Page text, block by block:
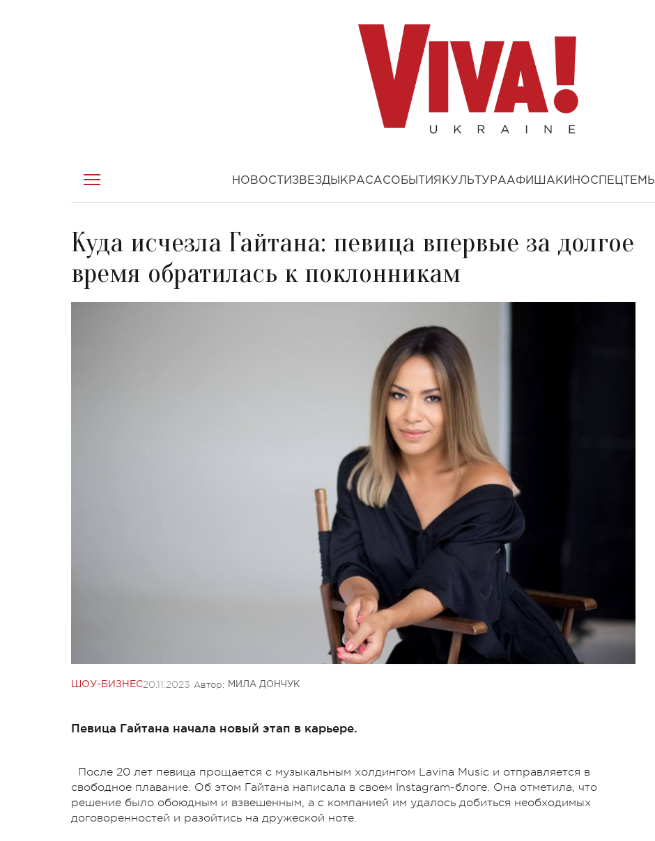
НОВОСТИ ЗВЕЗДЫ КРАСАСОБЫТИЯ КУЛЬТУРААФИША КИНОСПЕЦТЕМЫ
Куда исчезла Гайтана: певица впервые за долгое
время обратилась к поклонникам
ШОУ-БИЗНЕС20.11.2023 Автор: МИЛА ДОНЧУК
Певица Гайтана начала новый этап в карьере.
После 20 лет певица прощается с музыкальным холдингом Lavina Music и отправляется в
свободное плавание. Об этом Гайтана написала в своем Instagram-блоге. Она отметила, что
решение было обоюдным и взвешенным, а с компанией им удалось добиться необходимых
договоренностей и разойтись на дружеской ноте.